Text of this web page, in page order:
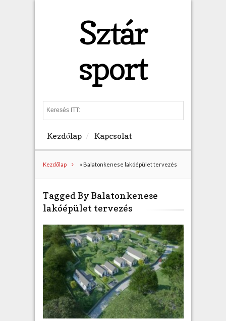
Sztár
sport
e
h
Kezdőlap Kapcsolat
Kezdőlap » Balatonkenese lakóépület tervezés
Tagged By Balatonkenese
lakóépület tervezés